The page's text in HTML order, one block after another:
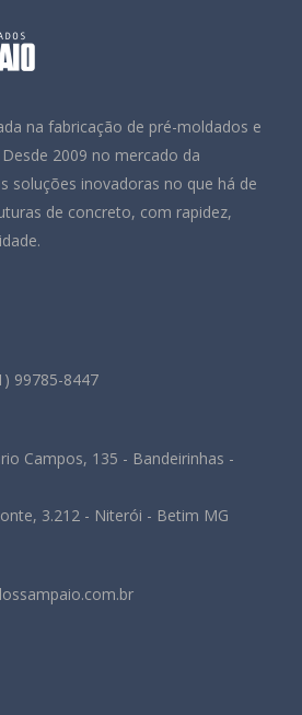
na fabricação de pré-moldados e
2009 no mercado da
soluções inovadoras no que há de
de concreto, com rapidez,
99785-8447
Campos, 135 - Bandeirinhas -
3.212 - Niterói - Betim MG